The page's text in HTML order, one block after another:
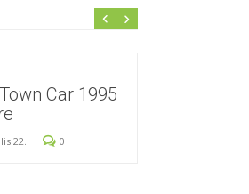
Car 1995
22. 0